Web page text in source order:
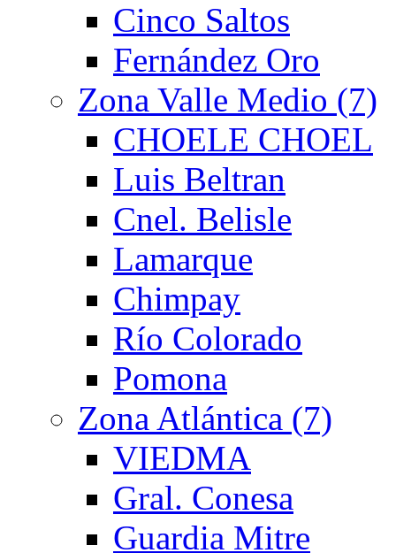
Cinco Saltos
Fernández Oro
Zona Valle Medio (7)
CHOELE CHOEL
Luis Beltran
Cnel. Belisle
Lamarque
Chimpay
Río Colorado
Pomona
Zona Atlántica (7)
VIEDMA
Gral. Conesa
Guardia Mitre